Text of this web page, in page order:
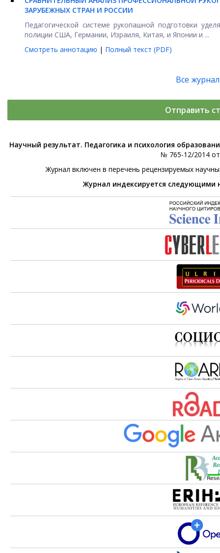
ЗАРУБЕЖНЫХ СТРАН И РОССИИ
Педагогической системе рукопашной подготовки
полиции США, Германии, Израиля, Китая, и Японии и ...
Смотреть аннотацию | Полный текст (PDF)
Все
Отправить
Научный результат. Педагогика и психология
№ 765-12/2014
Журнал включен в перечень рецензируемых
Журнал индексируется